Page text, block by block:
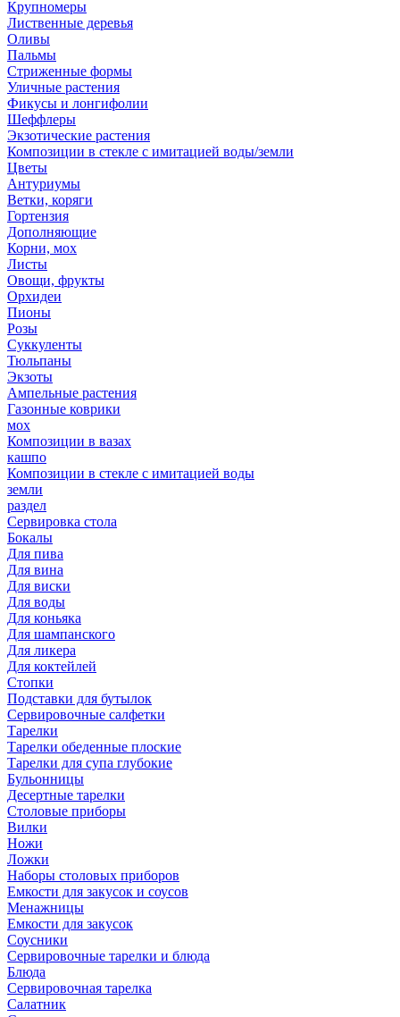
Крупномеры
Лиственные деревья
Оливы
Пальмы
Стриженные формы
Уличные растения
Фикусы и лонгифолии
Шеффлеры
Экзотические растения
Композиции в стекле с имитацией воды/земли
Цветы
Антуриумы
Ветки, коряги
Гортензия
Дополняющие
Корни, мох
Листы
Овощи, фрукты
Орхидеи
Пионы
Розы
Суккуленты
Тюльпаны
Экзоты
Ампельные растения
Газонные коврики
мох
Композиции в вазах
кашпо
Композиции в стекле с имитацией воды
земли
раздел
Сервировка стола
Бокалы
Для пива
Для вина
Для виски
Для воды
Для коньяка
Для шампанского
Для ликера
Для коктейлей
Стопки
Подставки для бутылок
Сервировочные салфетки
Тарелки
Тарелки обеденные плоские
Тарелки для супа глубокие
Бульонницы
Десертные тарелки
Столовые приборы
Вилки
Ножи
Ложки
Наборы столовых приборов
Емкости для закусок и соусов
Менажницы
Емкости для закусок
Соусники
Сервировочные тарелки и блюда
Блюда
Сервировочная тарелка
Салатник